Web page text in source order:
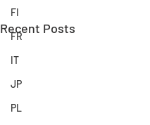
FI
FR
IT
JP
PL
Recent Posts